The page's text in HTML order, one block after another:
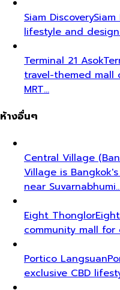
Siam Discovery
lifestyle and
Terminal 21 Asok
travel-themed mall
MRT…
ห้างอื่นๆ
Central Village
Village is
near
Eight Thonglor
community mall for
Portico Langsuan
exclusive CBD